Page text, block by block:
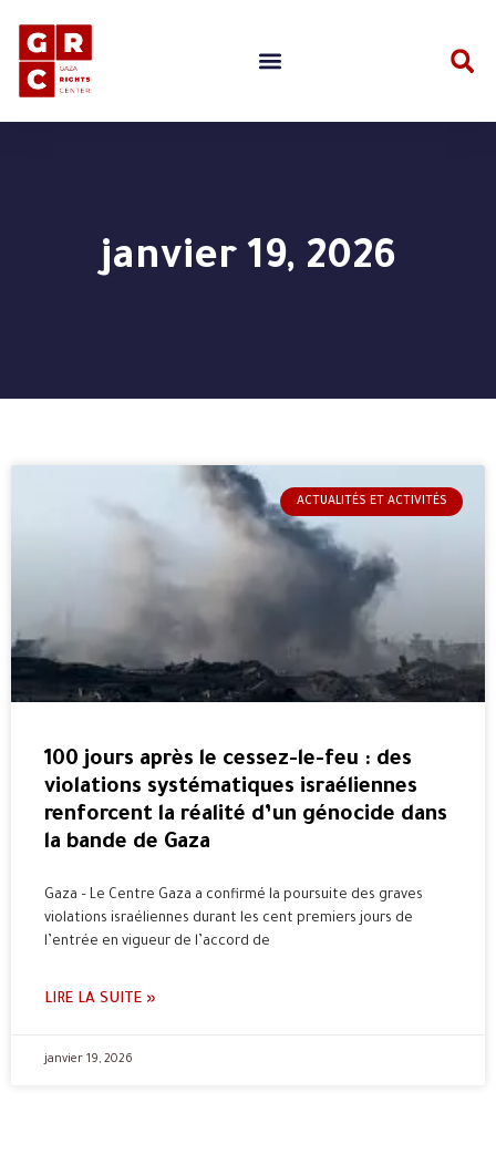
janvier 19, 2026
ACTUALITÉS ET ACTIVITÉS
100 jours après le cessez-le-feu : des
violations systématiques israéliennes
renforcent la réalité d’un génocide dans
la bande de Gaza
Gaza – Le Centre Gaza a confirmé la poursuite des graves
violations israéliennes durant les cent premiers jours de
l’entrée en vigueur de l’accord de
LIRE LA SUITE »
janvier 19, 2026